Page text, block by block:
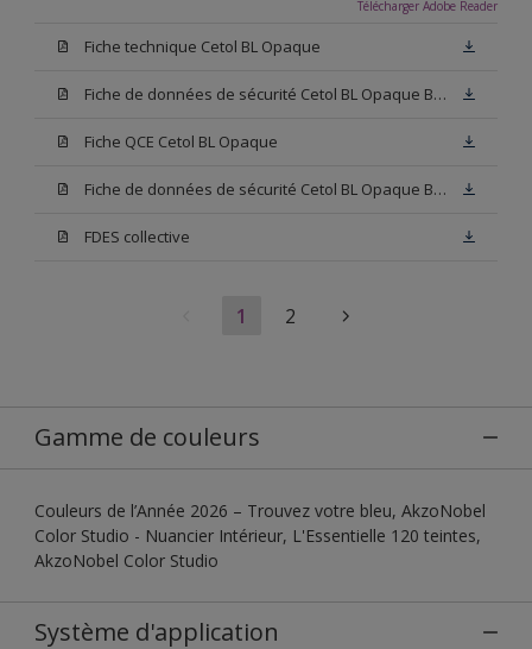
Télécharger Adobe Reader
Fiche technique Cetol BL Opaque
Fiche de données de sécurité Cetol BL Opaque Blanc
Fiche QCE Cetol BL Opaque
Fiche de données de sécurité Cetol BL Opaque Base W05
FDES collective
1 2
Gamme de couleurs
Couleurs de l’Année 2026 – Trouvez votre bleu, AkzoNobel
Color Studio - Nuancier Intérieur, L'Essentielle 120 teintes,
AkzoNobel Color Studio
Système d'application